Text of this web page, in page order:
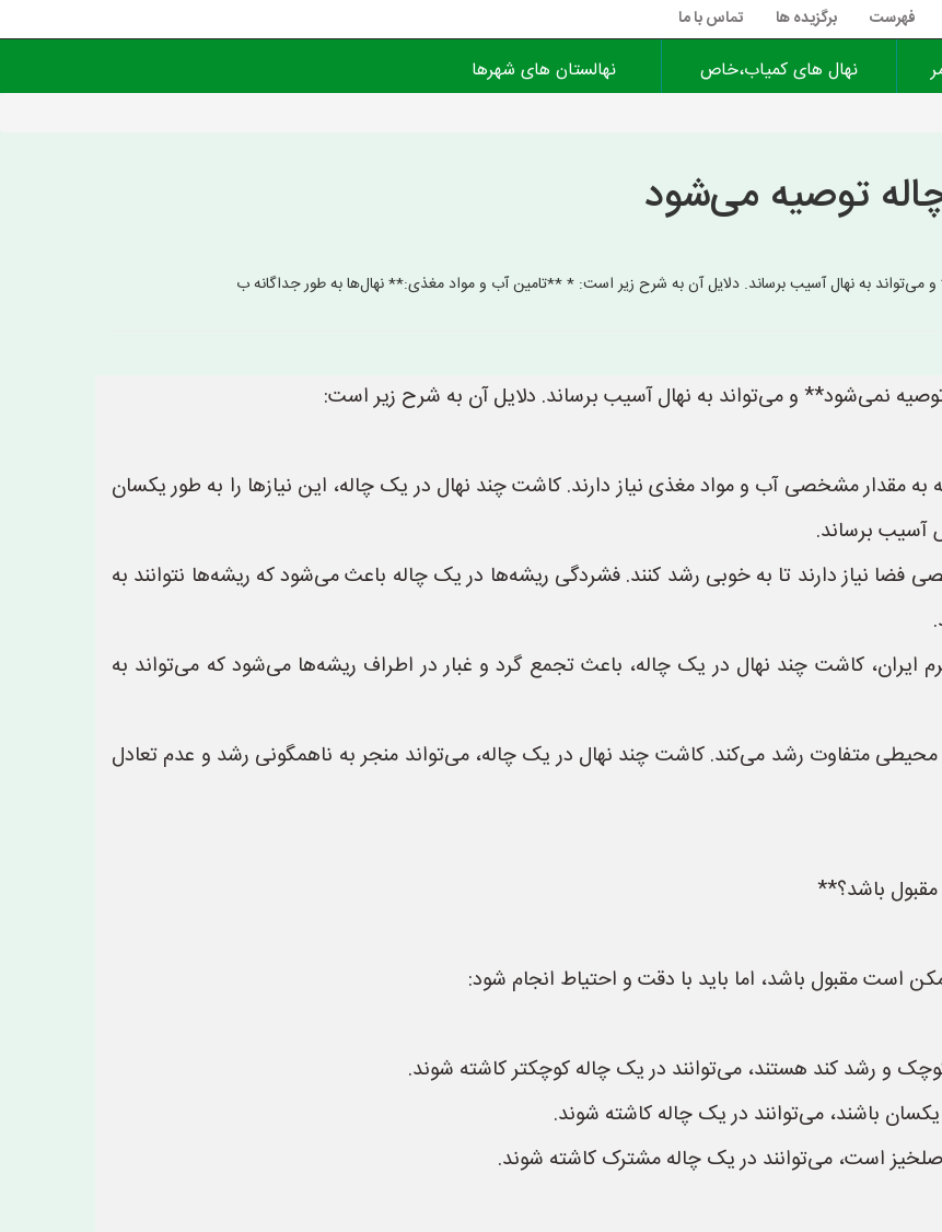
فهرست برگزیده ها تماس با ما
نهال های کمیاب،خاص نهالستان های شهرها
توصیه می‌شود
به نهال آسیب برساند. دلایل آن به شرح زیر است: * **تامین آب و مواد مغذی:** نهال‌ها به طور جداگانه ب
نمی‌شود** و می‌تواند به نهال آسیب برساند. دلایل آن به شرح زیر است:
مقدار مشخصی آب و مواد مغذی نیاز دارند. کاشت چند نهال در یک چاله، این نیازها را به طور یکسان
آسیب برساند.
نیاز دارند تا به خوبی رشد کنند. فشردگی ریشه‌ها در یک چاله باعث می‌شود که ریشه‌ها نتوانند به
کاشت چند نهال در یک چاله، باعث تجمع گرد و غبار در اطراف ریشه‌ها می‌شود که می‌تواند به
متفاوت رشد می‌کند. کاشت چند نهال در یک چاله، می‌تواند منجر به ناهمگونی رشد و عدم تعادل
باشد؟**
است مقبول باشد، اما باید با دقت و احتیاط انجام شود:
و رشد کند هستند، می‌توانند در یک چاله کوچکتر کاشته شوند.
باشند، می‌توانند در یک چاله کاشته شوند.
است، می‌توانند در یک چاله مشترک کاشته شوند.